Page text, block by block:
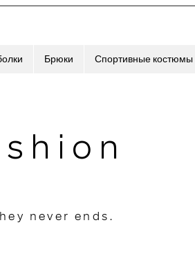
Брюки Спортивные костюмы
never ends.